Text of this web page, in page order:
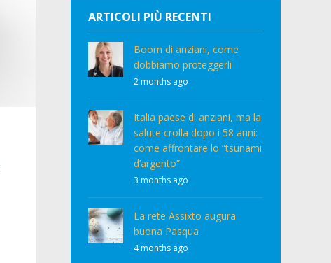
ARTICOLI PIÙ RECENTI
Boom di anziani, come
dobbiamo proteggerli
2 months ago
Italia paese di anziani, ma la
salute crolla dopo i 58 anni:
come affrontare lo “tsunami
d’argento”
3 months ago
La rete Assixto augura
buona Pasqua
4 months ago